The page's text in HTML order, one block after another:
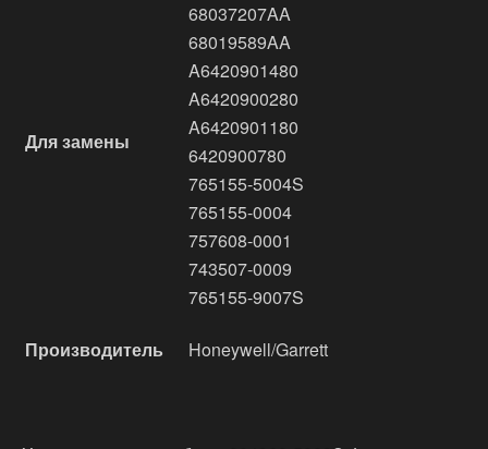
Для замены
68037207AA
68019589AA
A6420901480
A6420900280
A6420901180
6420900780
765155-5004S
765155-0004
757608-0001
743507-0009
765155-9007S
Производитель Honeywell/Garrett